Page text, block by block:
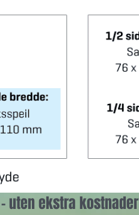
uten ekstra kostnader